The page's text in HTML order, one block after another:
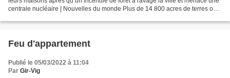
centrale nucléaire | Nouvelles du monde Plus de 14 800 acres de terres ont
Feu d'appartement
Publié le 05/03/2022 à 11:04
Par Gir-Vig